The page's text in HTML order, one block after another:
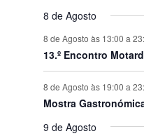
8 de Agosto
8 de Agosto às 13:00 a
13.º Encontro
8 de Agosto às 19:00 a
Mostra
9 de Agosto